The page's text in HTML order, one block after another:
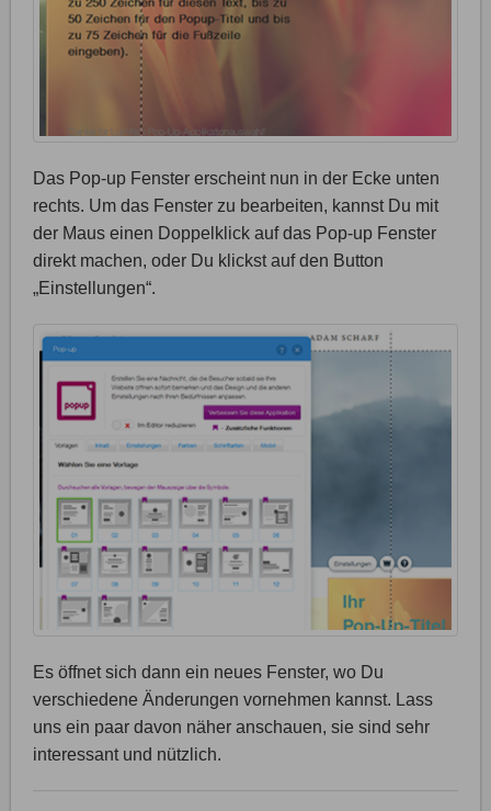
Das Pop-up Fenster erscheint nun in der Ecke unten
rechts. Um das Fenster zu bearbeiten, kannst Du mit
der Maus einen Doppelklick auf das Pop-up Fenster
direkt machen, oder Du klickst auf den Button
„Einstellungen“.
Es öffnet sich dann ein neues Fenster, wo Du
verschiedene Änderungen vornehmen kannst. Lass
uns ein paar davon näher anschauen, sie sind sehr
interessant und nützlich.